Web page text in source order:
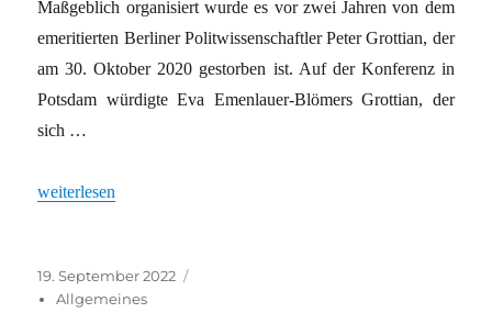
Maßgeblich organisiert wurde es vor zwei Jahren von dem
emeritierten Berliner Politwissenschaftler Peter Grottian, der
am 30. Oktober 2020 gestorben ist. Auf der Konferenz in
Potsdam würdigte Eva Emenlauer-Blömers Grottian, der
sich …
„Tribunal zum Problemfall Blackrock“
weiterlesen
Veröffentlicht
am
19. September 2022
Allgemeines